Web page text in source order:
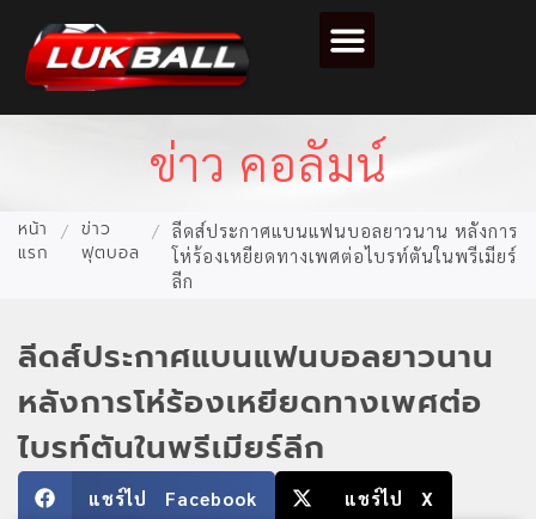
ข่าว คอลัมน์
หน้า
แรก
/ ข่าว
ฟุตบอล
/ ลีดส์ประกาศแบนแฟนบอลยาวนาน หลังการ
โห่ร้องเหยียดทางเพศต่อไบรท์ตันในพรีเมียร์
ลีก
ลีดส์ประกาศแบนแฟนบอลยาวนาน
หลังการโห่ร้องเหยียดทางเพศต่อ
ไบรท์ตันในพรีเมียร์ลีก
แชร์ไป Facebook แชร์ไป X